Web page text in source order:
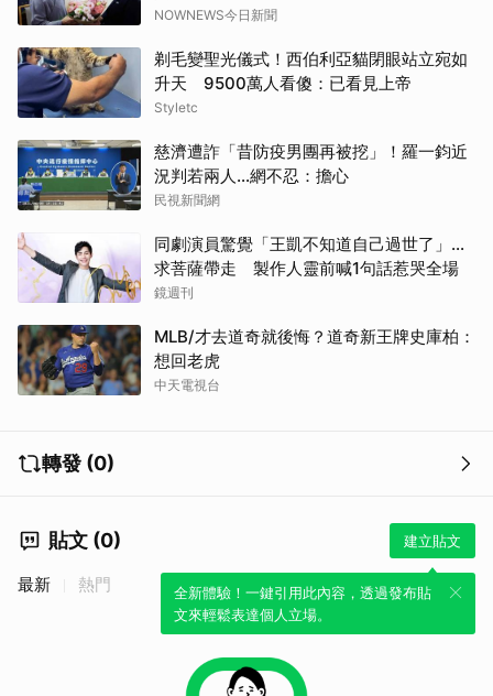
NOWNEWS今日新聞
剃毛變聖光儀式！西伯利亞貓閉眼站立宛如
升天 9500萬人看傻：已看見上帝
Styletc
慈濟遭詐「昔防疫男團再被挖」！羅一鈞近
況判若兩人…網不忍：擔心
民視新聞網
同劇演員驚覺「王凱不知道自己過世了」...
求菩薩帶走 製作人靈前喊1句話惹哭全場
鏡週刊
MLB/才去道奇就後悔？道奇新王牌史庫柏：
想回老虎
中天電視台
轉發 (0)
貼文 (0) 建立貼文
全新體驗！一鍵引用此內容，透過發布貼
文來輕鬆表達個人立場。
最新 熱門
取消